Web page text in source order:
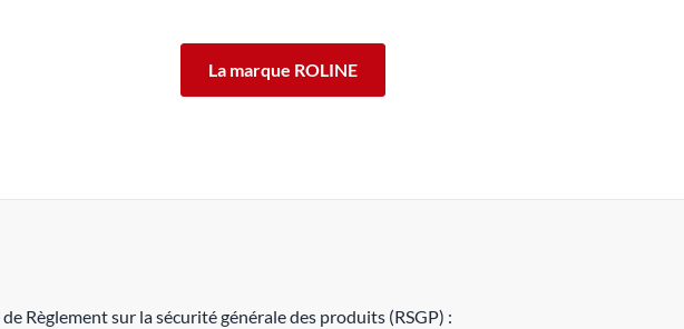
La marque ROLINE
Règlement sur la sécurité générale des produits (RSGP) :